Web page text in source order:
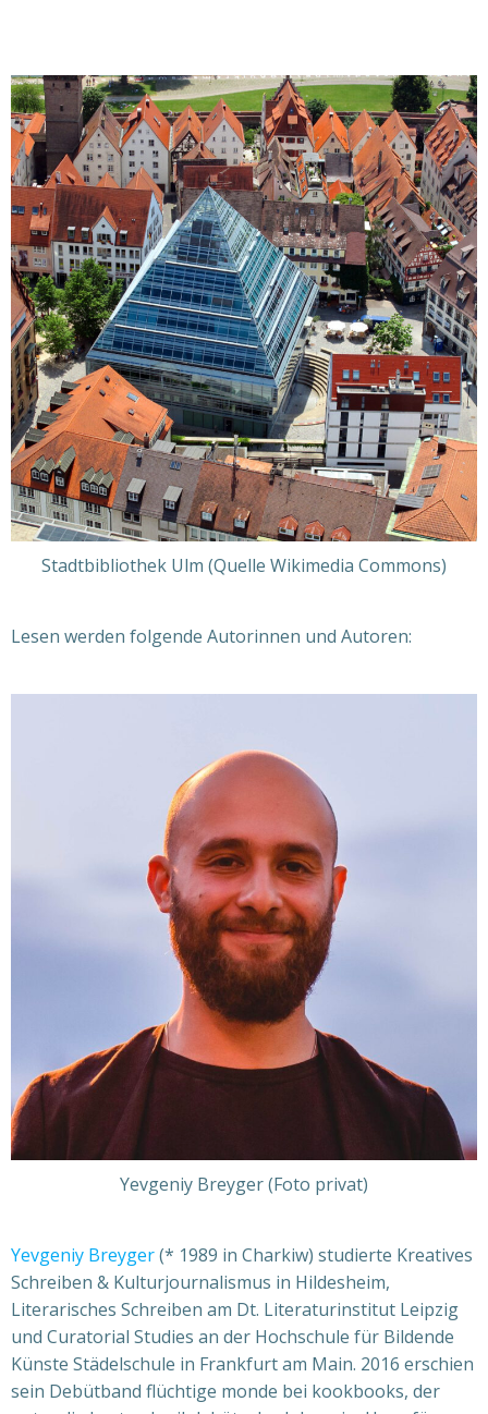
Stadtbibliothek Ulm (Quelle Wikimedia Commons)
Lesen werden folgende Autorinnen und Autoren:
Yevgeniy Breyger (Foto privat)
Yevgeniy Breyger(* 1989 in Charkiw) studierte Kreatives
Schreiben & Kulturjournalismus in Hildesheim,
Literarisches Schreiben am Dt. Literaturinstitut Leipzig
und Curatorial Studies an der Hochschule für Bildende
Künste Städelschule in Frankfurt am Main. 2016 erschien
sein Debütband flüchtige monde bei kookbooks, der